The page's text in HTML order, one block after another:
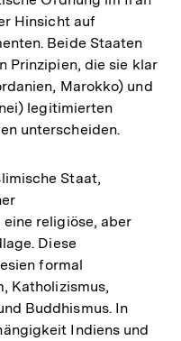
Hinsicht auf
Beide Staaten
Prinzipien, die sie klar
Marokko) und
legitimierten
unterscheiden.
Staat,
religiöse, aber
Diese
formal
Katholizismus,
Buddhismus. In
Indiens und